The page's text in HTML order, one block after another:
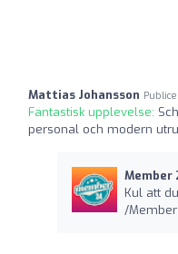
Mattias Johansson
Fantastisk upplevelse:
personal och modern
Member
Kul att
/